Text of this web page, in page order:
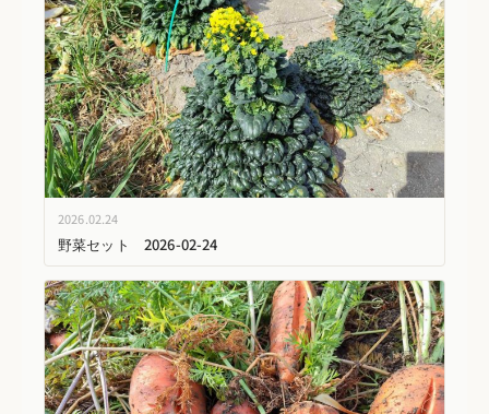
2026.02.24
野菜セット 2026-02-24